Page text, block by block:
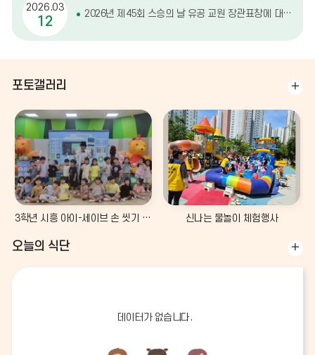
2026년 제45회 스승의 날 유공 교원 장관표창에 대한 추천 안내
2026.03
12
포토갤러리
3학년 시흥 아이-세이브 손 씻기 버블쇼 신나는 물놀이 체험행사
포
갤
러
리
더
보
오늘의 식단
데이터가 없습니다.